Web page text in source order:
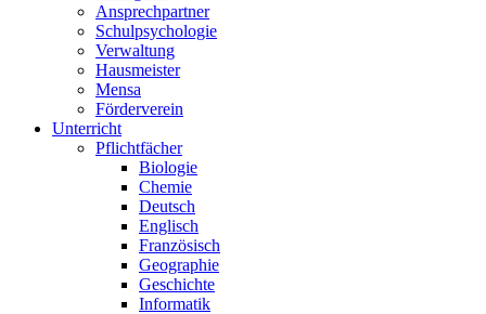
Ansprechpartner
Schulpsychologie
Verwaltung
Hausmeister
Mensa
Förderverein
Unterricht
Pflichtfächer
Biologie
Chemie
Deutsch
Englisch
Französisch
Geographie
Geschichte
Informatik